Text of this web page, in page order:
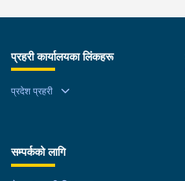
प्रहरी कार्यालयका लिंकहरू
प्रदेश प्रहरी
सम्पर्कको लागि